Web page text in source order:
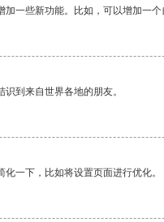
一些新功能。比如，可以增加一
到来自世界各地的朋友。
一下，比如将设置页面进行优化。